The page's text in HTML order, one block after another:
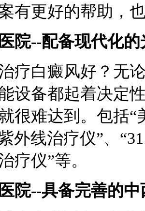
有更好的帮助，
院--配备现代化
疗白癜风好？无
设备都起着决定
很难达到。包括“
外线治疗仪”、
疗仪”等。
院--具备完善的